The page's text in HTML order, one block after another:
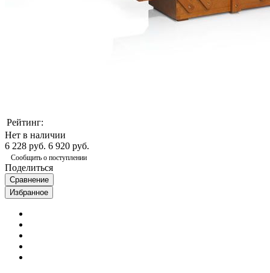
Рейтинг:
Нет в наличии
6 228 руб. 6 920 руб.
Сообщить о поступлении
Поделиться
Сравнение
Избранное